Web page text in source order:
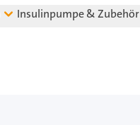
Insulinpumpe & Zubehör